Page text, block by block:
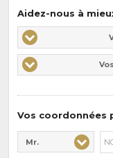
Aidez-nous à
Vos
centres
d'intérêts
Vos
sports
Vos coordonnées
Civilité* :
Mr.
Nom* :